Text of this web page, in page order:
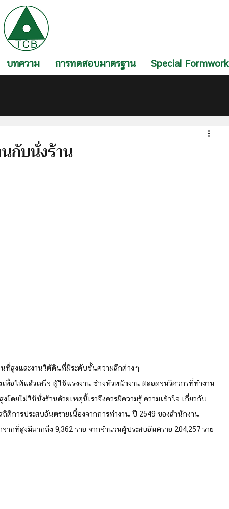
บทความ การทดสอบมาตรฐาน Special Formwork
กับนั่งร้าน
ที่สูงและงานใต้ดินที่มีระดับชั้นความลึกต่างๆ
พื่อให้แล้วเสร็จ ผู้ใช้แรงงาน ช่างหัวหน้างาน ตลอดจนวิศวกรที่ทำงาน
โดยไม่ใช้นั่งร้านด้วยเหตุนี้เราจึงควรมีความรู้ ความเข้าใจ เกี่ยวกับ
การประสบอันตรายเนื่องจากการทำงาน ปี 2549 ของสำนักงาน
ที่สูงมีมากถึง 9,362 ราย จากจำนวนผู้ประสบอันตราย 204,257 ราย